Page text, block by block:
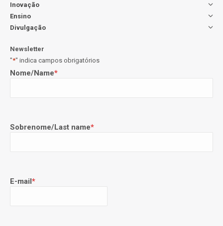
Inovação
Ensino
Divulgação
Newsletter
"*" indica campos obrigatórios
Nome/Name*
Sobrenome/Last name*
E-mail*